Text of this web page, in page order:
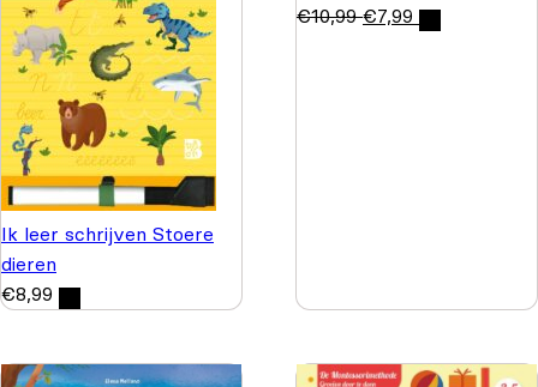
Ik leer schrijven Stoere
dieren
€8,99
€10,99 €7,99